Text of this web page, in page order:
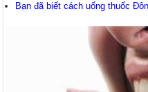
Bạn đã biết cách uống thuốc